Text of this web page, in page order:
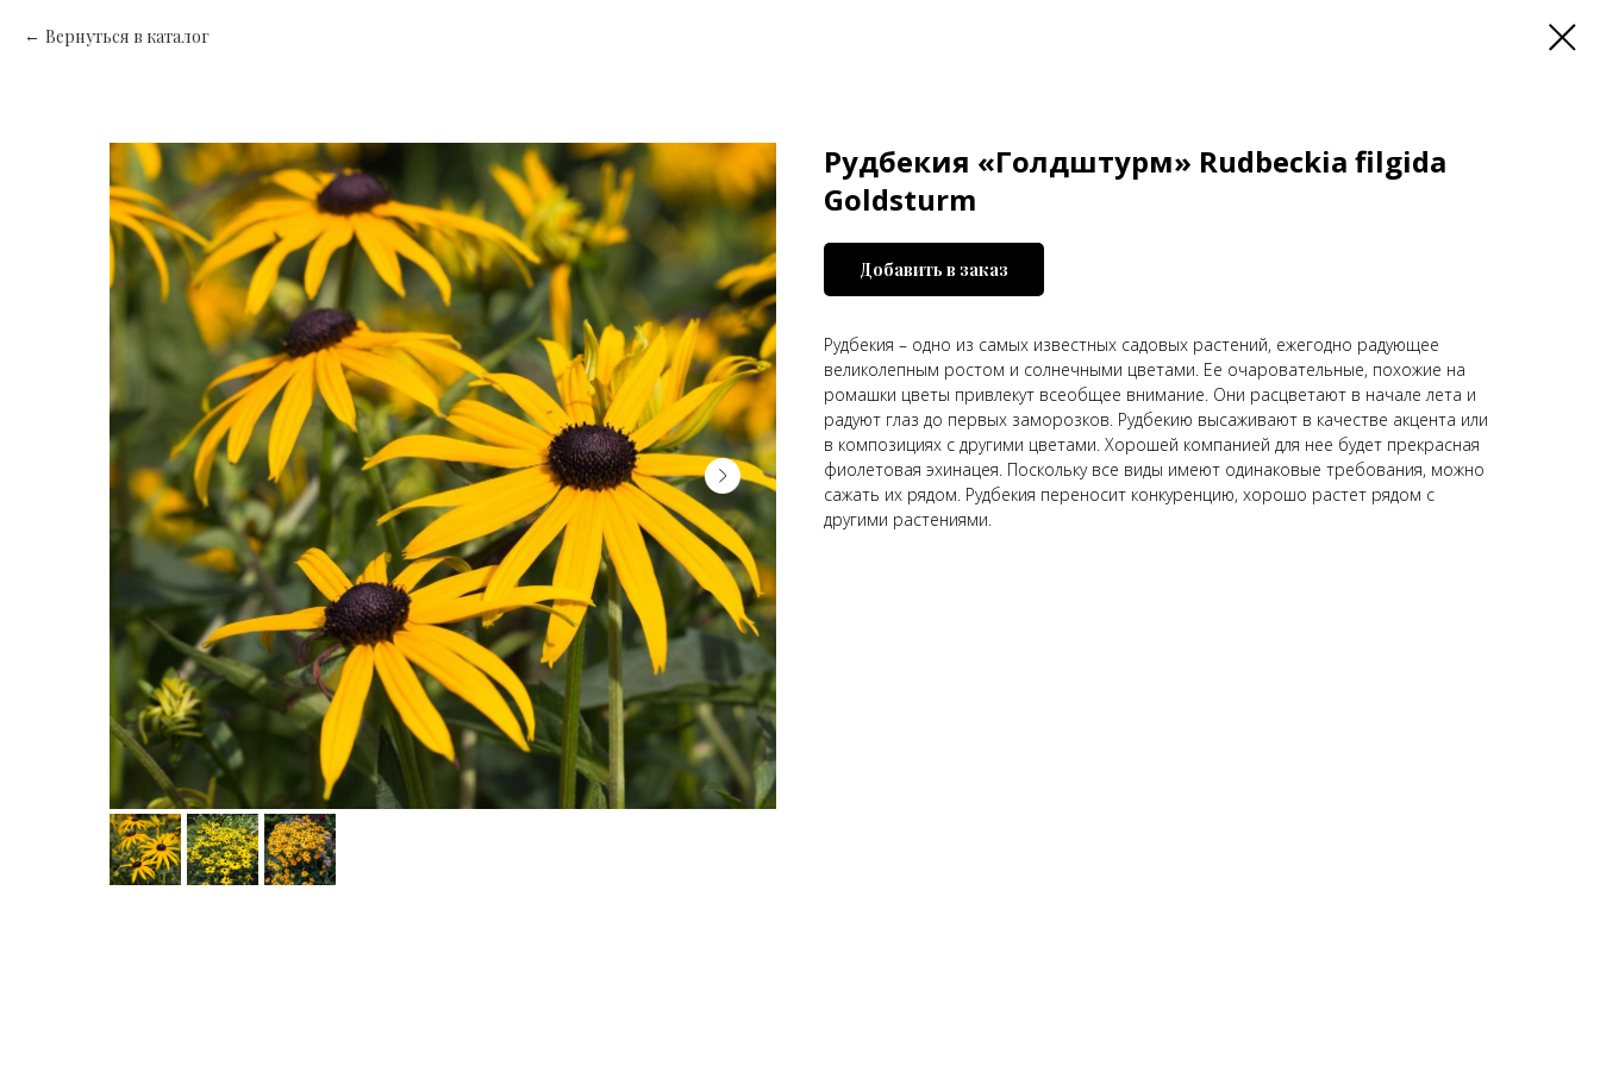
Вернуться в каталог
Рудбекия «Голдштурм» Rudbeckia filgida
Goldsturm
Добавить в заказ
Рудбекия – одно из самых известных садовых растений, ежегодно радующее
великолепным ростом и солнечными цветами. Ее очаровательные, похожие на
ромашки цветы привлекут всеобщее внимание. Они расцветают в начале лета и
радуют глаз до первых заморозков. Рудбекию высаживают в качестве акцента или
в композициях с другими цветами. Хорошей компанией для нее будет прекрасная
фиолетовая эхинацея. Поскольку все виды имеют одинаковые требования, можно
сажать их рядом. Рудбекия переносит конкуренцию, хорошо растет рядом с
другими растениями.